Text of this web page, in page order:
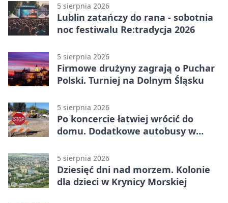
5 sierpnia 2026
Lublin zatańczy do rana - sobotnia
noc festiwalu Re:tradycja 2026
5 sierpnia 2026
Firmowe drużyny zagrają o Puchar
Polski. Turniej na Dolnym Śląsku
5 sierpnia 2026
Po koncercie łatwiej wrócić do
domu. Dodatkowe autobusy w
5 sierpnia 2026
Dziesięć dni nad morzem. Kolonie
dla dzieci w Krynicy Morskiej